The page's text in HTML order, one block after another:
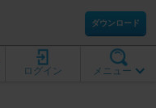
ダウンロード
メニュー
ログイン